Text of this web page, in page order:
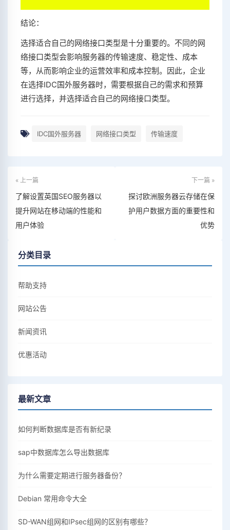
结论：
选择适合自己的网络接口类型是十分重要的。不同的网
络接口类型会影响服务器的传输速度、稳定性、成本
等，从而影响企业的运营效率和成本控制。因此，企业
在选择IDC国外服务器时，需要根据自己的需求和预算
进行选择，并选择适合自己的网络接口类型。
IDC国外服务器 网络接口类型 传输速度
« 上一篇
了解设置英国SEO服务器以
提升网站在移动端的性能和
用户体验
下一篇 »
探讨欧洲服务器云存储在保
护用户数据方面的重要性和
优势
分类目录
帮助支持
网站公告
新闻资讯
优惠活动
最新文章
如何判断数据库是否有新纪录
sap中数据库怎么导出数据库
为什么需要定期进行服务器备份？
Debian 常用命令大全
SD-WAN组网和IPsec组网的区别有哪些？